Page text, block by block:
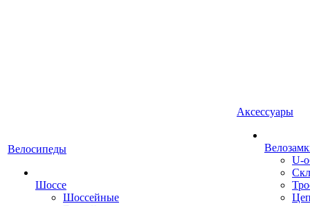
Велосипеды
Шоссе
Шоссейные
Аксессуары
U-